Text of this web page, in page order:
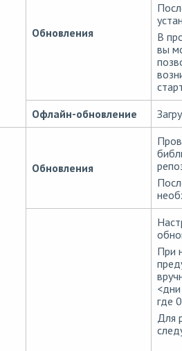
Обновления
В
вы
Офлайн-обновление
Обновления
При
где
Для